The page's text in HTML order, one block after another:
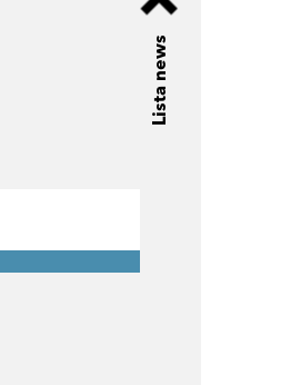
Lista news